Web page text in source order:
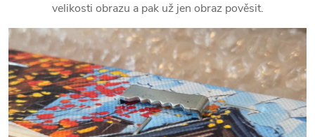
velikosti obrazu a pak už jen obraz pověsit.